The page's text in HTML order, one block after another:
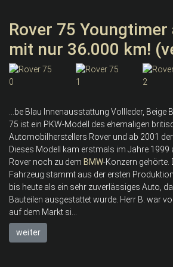
Rover 75 Youngtimer
mit nur 36.000 km!
...be Blau Innenausstattung Vollleder, Beige
75 ist ein PKW-Modell des ehemaligen
Automobilherstellers Rover und ab 2001 der
Dieses Modell kam erstmals im Jahre 1999
Rover noch zu dem BMW-Konzern
Fahrzeug stammt aus der ersten
bis heute als ein sehr zuverlässiges Auto,
Bauteilen ausgestattet wurde. Herr B. war
auf dem Markt si...
weiter